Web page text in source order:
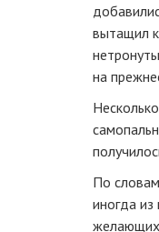
вытащил
на
По
иногда
желающих